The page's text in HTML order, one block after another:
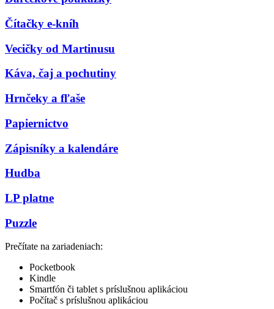
Čítačky e-kníh
Vecičky od Martinusu
Káva, čaj a pochutiny
Hrnčeky a fľaše
Papiernictvo
Zápisníky a kalendáre
Hudba
LP platne
Puzzle
Prečítate na zariadeniach:
Pocketbook
Kindle
Smartfón či tablet s príslušnou aplikáciou
Počítač s príslušnou aplikáciou